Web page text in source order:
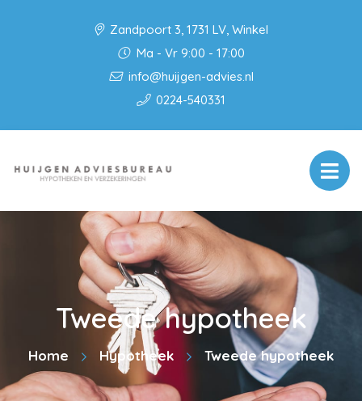
Zandpoort 3, 1731 LV, Winkel
Ma - Vr 9:00 - 17:00
info@huijgen-advies.nl
0224-540331
Tweede hypotheek
Home Hypotheek Tweede hypotheek